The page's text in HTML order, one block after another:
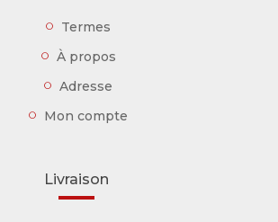
Termes
À propos
Adresse
Mon compte
Livraison